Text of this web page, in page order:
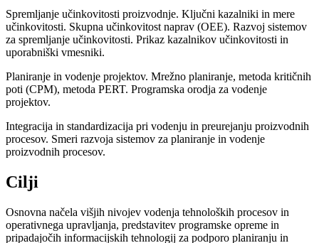
Spremljanje učinkovitosti proizvodnje. Ključni kazalniki in mere
učinkovitosti. Skupna učinkovitost naprav (OEE). Razvoj sistemov
za spremljanje učinkovitosti. Prikaz kazalnikov učinkovitosti in
uporabniški vmesniki.
Planiranje in vodenje projektov. Mrežno planiranje, metoda kritičnih
poti (CPM), metoda PERT. Programska orodja za vodenje
projektov.
Integracija in standardizacija pri vodenju in preurejanju proizvodnih
procesov. Smeri razvoja sistemov za planiranje in vodenje
proizvodnih procesov.
Cilji
Osnovna načela višjih nivojev vodenja tehnoloških procesov in
operativnega upravljanja, predstavitev programske opreme in
pripadajočih informacijskih tehnologij za podporo planiranju in